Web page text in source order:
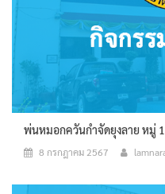
พ่นหมอกควันกำจัดยุงลาย หมู่
8 กรกฎาคม 2567